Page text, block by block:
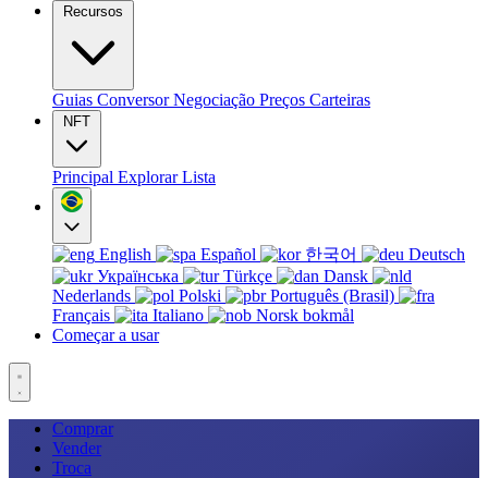
Recursos
Guias ConversorNegociação Preços Carteiras
NFT
Principal ExplorarLista
English Español 한국어
Deutsch
Українська
Türkçe
Dansk
Nederlands
Polski
Português (Brasil)
Français
Italiano
Norsk bokmål
Começar a usar
Comprar
Vender
Troca